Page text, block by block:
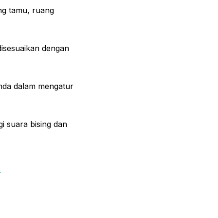
tamu, ruang
dengan
dalam mengatur
suara bising dan